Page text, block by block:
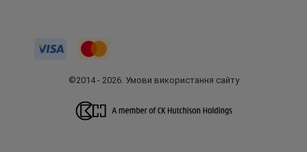
©2014 - 2026. Умови використання сайту